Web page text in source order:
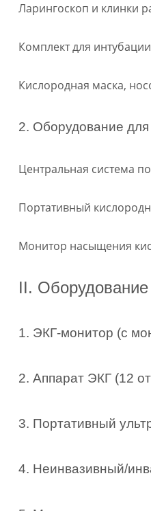
Ларингоскоп и клинки
Комплект для
Кислородная маска,
2. Оборудование
Центральная система
Портативный
Монитор насыщения
II.
1. ЭКГ-монитор (с
2. Аппарат ЭКГ (12
3. Портативный
4. Неинвазивный/